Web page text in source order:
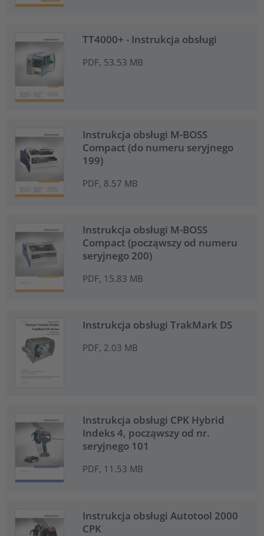
TT4000+ - Instrukcja obsługi
PDF, 53.53 MB
Instrukcja obsługi M-BOSS
Compact (do numeru seryjnego
199)
PDF, 8.57 MB
Instrukcja obsługi M-BOSS
Compact (począwszy od numeru
seryjnego 200)
PDF, 15.83 MB
Instrukcja obsługi TrakMark DS
PDF, 2.03 MB
Instrukcja obsługi CPK Hybrid
Indeks 4, począwszy od nr.
seryjnego 101
PDF, 11.53 MB
Instrukcja obsługi Autotool 2000
CPK